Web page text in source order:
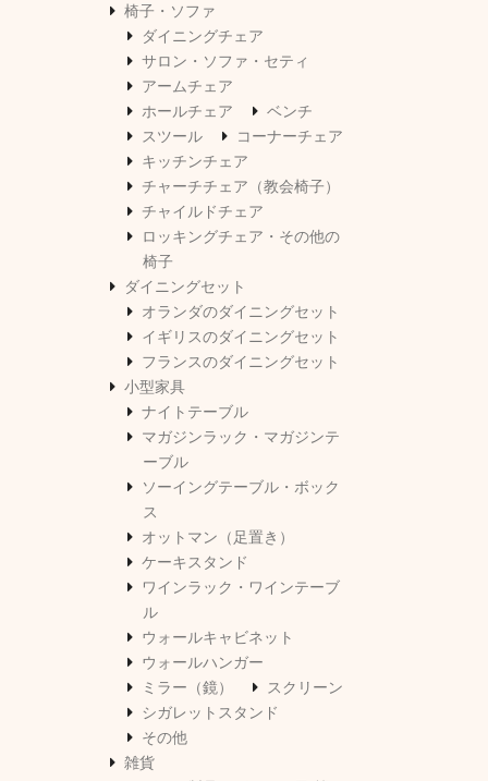
椅子・ソファ
ダイニングチェア
サロン・ソファ・セティ
アームチェア
ホールチェア
ベンチ
スツール
コーナーチェア
キッチンチェア
チャーチチェア（教会椅子）
チャイルドチェア
ロッキングチェア・その他の
椅子
ダイニングセット
オランダのダイニングセット
イギリスのダイニングセット
フランスのダイニングセット
小型家具
ナイトテーブル
マガジンラック・マガジンテ
ーブル
ソーイングテーブル・ボック
ス
オットマン（足置き）
ケーキスタンド
ワインラック・ワインテーブ
ル
ウォールキャビネット
ウォールハンガー
ミラー（鏡）
スクリーン
シガレットスタンド
その他
雑貨